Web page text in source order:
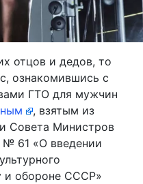
отцов и дедов, то
ознакомившись с
ГТО для мужчин
, взятым из
Совета Министров
№ 61 «О введении
и обороне СССР»